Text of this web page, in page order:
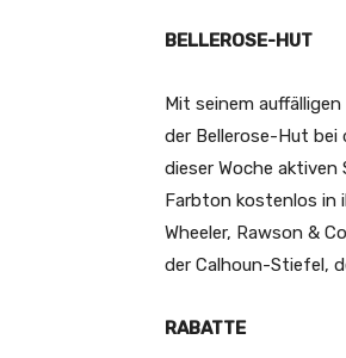
BELLEROSE-HUT
Mit seinem
der Bellerose-Hut bei
dieser Woche aktiven
Farbton kostenlos in
Wheeler, Rawson &
der Calhoun-Stiefel,
RABATTE